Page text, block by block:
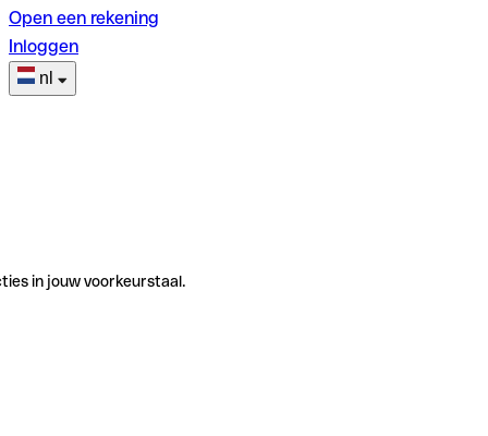
Open een rekening
Inloggen
nl
in jouw voorkeurstaal.